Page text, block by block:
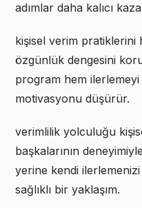
adımlar daha kalıcı
kişisel verim pratiklerini
özgünlük dengesini
program hem ilerlemeyi
motivasyonu düşürür.
verimlilik yolculuğu
başkalarının
yerine kendi
sağlıklı bir yaklaşım.